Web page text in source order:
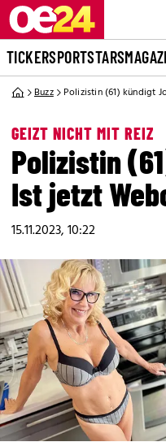
TICKERSPORTSTARS
Buzz Polizistin (61) kündigt
GEIZT NICHT MIT REIZ
Polizistin
Ist jetzt
15.11.2023, 10:22